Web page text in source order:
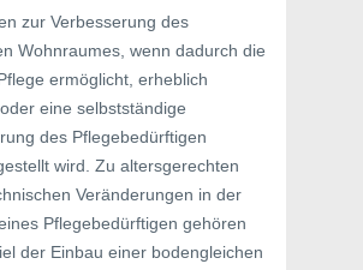
zur Verbesserung des
Wohnraumes, wenn dadurch die
ermöglicht, erheblich
eine selbstständige
des Pflegebedürftigen
wird. Zu altersgerechten
Veränderungen in der
Pflegebedürftigen gehören
der Einbau einer bodengleichen